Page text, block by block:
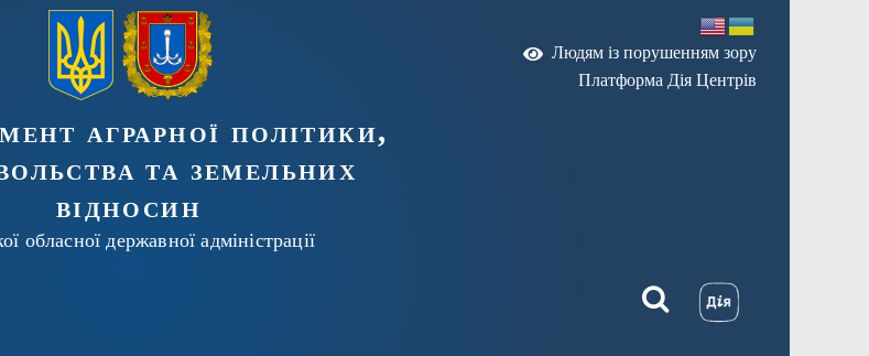
аграрної політики,
та земельних
відносин
обласної державної адміністрації
Людям із порушенням зору
Платформа Дія Центрів